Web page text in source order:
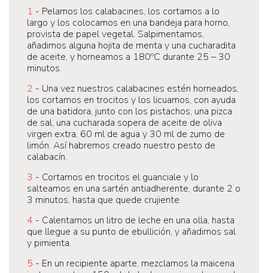
1 - Pelamos los calabacines, los cortamos a lo
largo y los colocamos en una bandeja para horno,
provista de papel vegetal. Salpimentamos,
añadimos alguna hojita de menta y una cucharadita
de aceite, y horneamos a 180ºC durante 25 – 30
minutos.
2 - Una vez nuestros calabacines estén horneados,
los cortamos en trocitos y los licuamos, con ayuda
de una batidora, junto con los pistachos, una pizca
de sal, una cucharada sopera de aceite de oliva
virgen extra, 60 ml de agua y 30 ml de zumo de
limón. Así habremos creado nuestro pesto de
calabacín.
3 - Cortamos en trocitos el guanciale y lo
salteamos en una sartén antiadherente, durante 2 o
3 minutos, hasta que quede crujiente.
4 - Calentamos un litro de leche en una olla, hasta
que llegue a su punto de ebullición, y añadimos sal
y pimienta.
5 - En un recipiente aparte, mezclamos la maicena